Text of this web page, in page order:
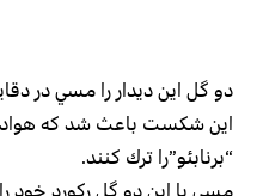
دو گل اين ديدار را مسي در دقايق ۷۵ و ۸۶ به ثمر
اين شكست باعث شد كه
“برنابئو”را ترك كنند.